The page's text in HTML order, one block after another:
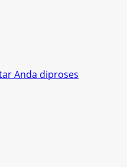
Anda diproses